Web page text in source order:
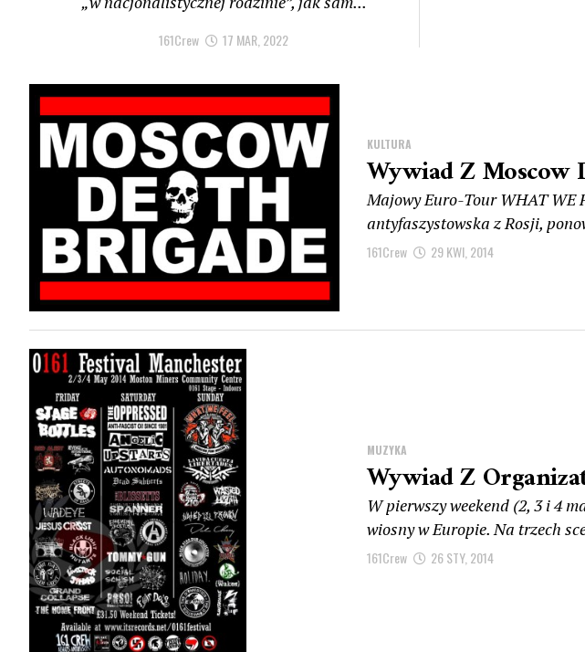
161Crew 17 MAR, 2022
KULTURA
Wywiad Z Moscow
Majowy Euro-Tour WHAT WE
antyfaszystowska z Rosji,
161Crew 29 KWI, 2014
MUZYKA
Wywiad Z
W pierwszy weekend (2, 3 i 4
wiosny w Europie. Na trzech
161Crew 26 STY, 2014